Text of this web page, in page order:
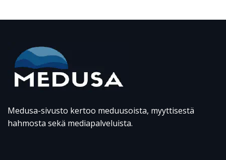
Medusa-sivusto kertoo meduusoista, myyttisestä
hahmosta sekä mediapalveluista.